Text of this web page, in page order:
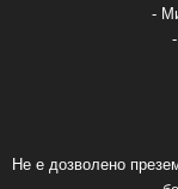
-
Не е дозволено